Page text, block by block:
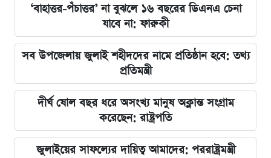
‘বাহাত্তর-পঁচাত্তর’ না বুঝলে ১৬ বছরের ডিএনএ চেনা
যাবে না: ফারুকী
সব উপজেলায় জুলাই শহীদদের নামে প্রতিষ্ঠান হবে: তথ্য
প্রতিমন্ত্রী
দীর্ঘ ষোল বছর ধরে অসংখ্য মানুষ অক্লান্ত সংগ্রাম
করেছেন: রাষ্ট্রপতি
জুলাইয়ের সাফল্যের দায়িত্ব আমাদের: পররাষ্ট্রমন্ত্রী